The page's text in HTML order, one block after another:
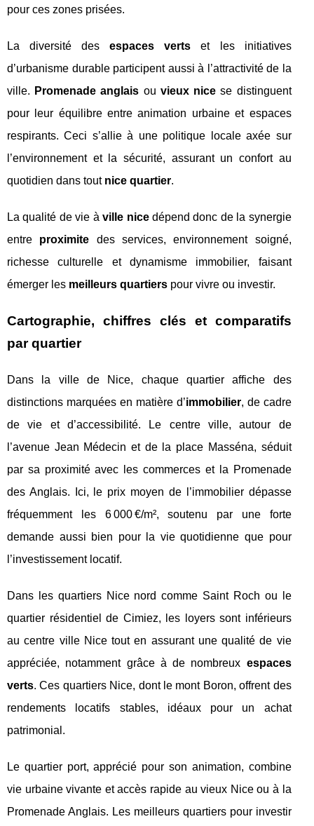
pour ces zones prisées.
La diversité desespaces verts et les initiatives
d’urbanisme durable participent aussi à l’attractivité de la
ville. Promenade anglais ou vieux nice se distinguent
pour leur équilibre entre animation urbaine et espaces
respirants. Ceci s’allie à une politique locale axée sur
l’environnement et la sécurité, assurant un confort au
quotidien dans tout nice quartier.
La qualité de vie àville nicedépend donc de la synergie
entre proximite des services, environnement soigné,
richesse culturelle et dynamisme immobilier, faisant
émerger les meilleurs quartiers pour vivre ou investir.
Cartographie, chiffres clés et comparatifs
par quartier
Dans la ville de Nice, chaque quartier affiche des
distinctions marquées en matière d’immobilier, de cadre
de vie et d’accessibilité. Le centre ville, autour de
l’avenue Jean Médecin et de la place Masséna, séduit
par sa proximité avec les commerces et la Promenade
des Anglais. Ici, le prix moyen de l’immobilier dépasse
fréquemment les 6 000 €/m², soutenu par une forte
demande aussi bien pour la vie quotidienne que pour
l’investissement locatif.
Dans les quartiers Nice nord comme Saint Roch ou le
quartier résidentiel de Cimiez, les loyers sont inférieurs
au centre ville Nice tout en assurant une qualité de vie
appréciée, notamment grâce à de nombreux espaces
verts. Ces quartiers Nice, dont le mont Boron, offrent des
rendements locatifs stables, idéaux pour un achat
patrimonial.
Le quartier port, apprécié pour son animation, combine
vie urbaine vivante et accès rapide au vieux Nice ou à la
Promenade Anglais. Les meilleurs quartiers pour investir